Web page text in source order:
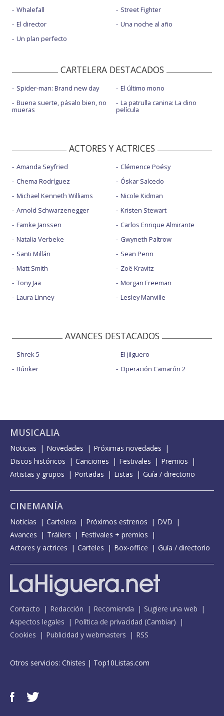
Whalefall
El director
Un plan perfecto
Street Fighter
Una noche al año
CARTELERA DESTACADOS
Spider-man: Brand new day
Buena suerte, pásalo bien, no
mueras
El último mono
La patrulla canina: La dino
película
ACTORES Y ACTRICES
Amanda Seyfried
Chema Rodríguez
Michael Kenneth Williams
Arnold Schwarzenegger
Famke Janssen
Natalia Verbeke
Santi Millán
Matt Smith
Tony Jaa
Laura Linney
Clémence Poésy
Óskar Salcedo
Nicole Kidman
Kristen Stewart
Carlos Enrique Almirante
Gwyneth Paltrow
Sean Penn
Zoë Kravitz
Morgan Freeman
Lesley Manville
AVANCES DESTACADOS
Shrek 5
Búnker
El jilguero
Operación Camarón 2
MUSICALIA
Noticias Novedades
Próximas novedades
Discos históricos
Canciones Festivales
Premios
Artistas y grupos
Portadas Listas Guía / directorio
CINEMANÍA
Noticias Cartelera Próximos estrenos
DVD
Avances
Tráilers
Festivales + premios
Actores y actrices
Carteles Box-office Guía / directorio
Contacto Redacción Recomienda
Sugiere una web
Aspectos legales
Política de privacidad (Cambiar)
Cookies
Publicidad y webmasters RSS
Otros servicios: Chistes | Top10Listas.com